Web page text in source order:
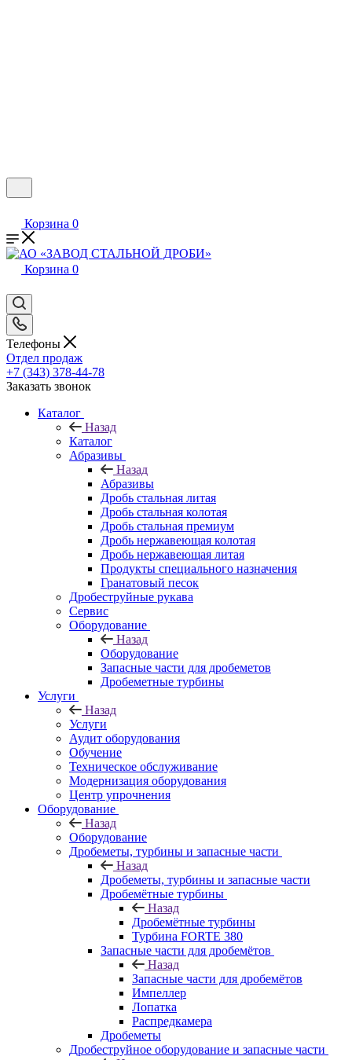
Корзина 0
Корзина 0
Телефоны
Отдел продаж
+7 (343) 378-44-78
Заказать звонок
Каталог
Назад
Каталог
Абразивы
Назад
Абразивы
Дробь стальная литая
Дробь стальная колотая
Дробь стальная премиум
Дробь нержавеющая колотая
Дробь нержавеющая литая
Продукты специального назначения
Гранатовый песок
Дробеструйные рукава
Сервис
Оборудование
Назад
Оборудование
Запасные части для дробеметов
Дробеметные турбины
Услуги
Назад
Услуги
Аудит оборудования
Обучение
Техническое обслуживание
Модернизация оборудования
Центр упрочнения
Оборудование
Назад
Оборудование
Дробеметы, турбины и запасные части
Назад
Дробеметы, турбины и запасные части
Дробемётные турбины
Назад
Дробемётные турбины
Турбина FORTE 380
Запасные части для дробемётов
Назад
Запасные части для дробемётов
Импеллер
Лопатка
Распредкамера
Дробеметы
Дробеструйное оборудование и запасные части